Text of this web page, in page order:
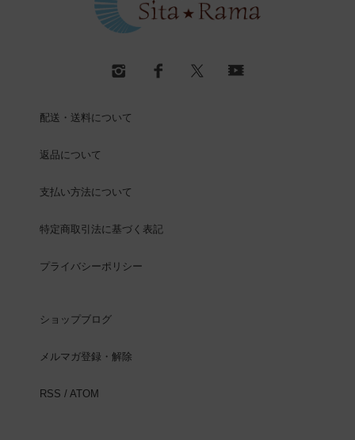
配送・送料について
返品について
支払い方法について
特定商取引法に基づく表記
プライバシーポリシー
ショップブログ
メルマガ登録・解除
RSS / ATOM